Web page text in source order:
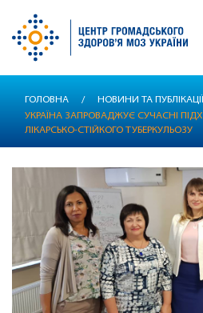
ГОЛОВНА / НОВИНИ ТА ПУБЛІКАЦІЇ
УКРАЇНА ЗАПРОВАДЖУЄ СУЧАСНІ
ЛІКАРСЬКО-СТІЙКОГО ТУБЕРКУЛЬОЗУ